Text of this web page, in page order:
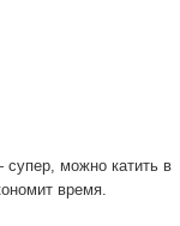
можно катить в
время.